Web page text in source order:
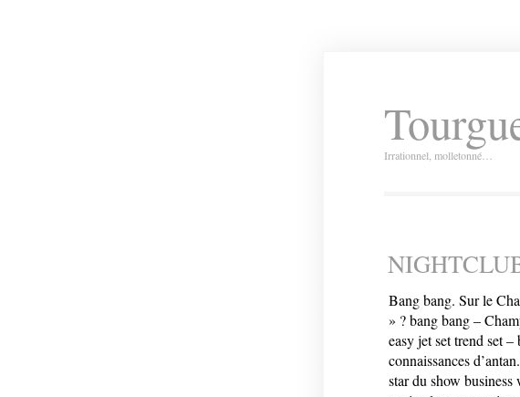
Irrationnel, molletonné…
Bang bang. Sur le
» ? bang bang –
easy jet set trend set
connaissances
star du show